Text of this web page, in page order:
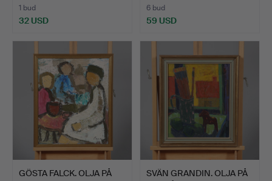
1 bud
32 USD
6 bud
59 USD
GÖSTA FALCK. OLJA PÅ
SVÄN GRANDIN. OLJA PÅ